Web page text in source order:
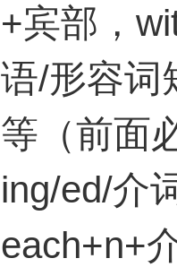
+宾部，
语/形容词
等（前面
ing/ed/介
each+n+